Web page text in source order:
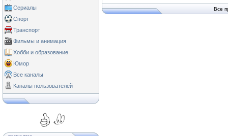
Сериалы
Спорт
Транспорт
Фильмы и анимация
Хобби и образование
Юмор
Все каналы
Каналы пользователей
Все